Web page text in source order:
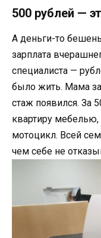
500 рублей —
А деньги-то
зарплата
специалиста —
было жить. Мама
стаж появился. За
квартиру
мотоцикл. Всей
чем себе не